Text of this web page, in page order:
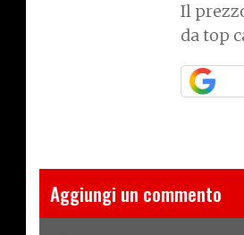
Il
da top
Aggiungi un commento